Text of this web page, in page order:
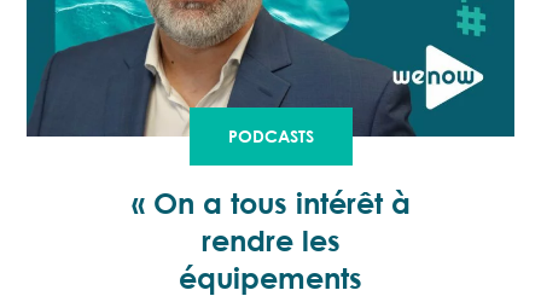
PODCASTS
« On a tous intérêt à
rendre les
équipements